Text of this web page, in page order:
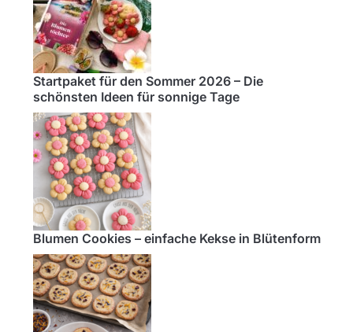
Startpaket für den Sommer 2026 – Die
schönsten Ideen für sonnige Tage
Blumen Cookies – einfache Kekse in Blütenform